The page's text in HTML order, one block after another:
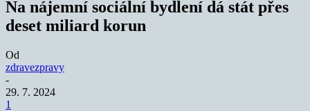
Na nájemní sociální bydlení dá stát přes
deset miliard korun
Od
zdravezpravy
-
29. 7. 2024
1